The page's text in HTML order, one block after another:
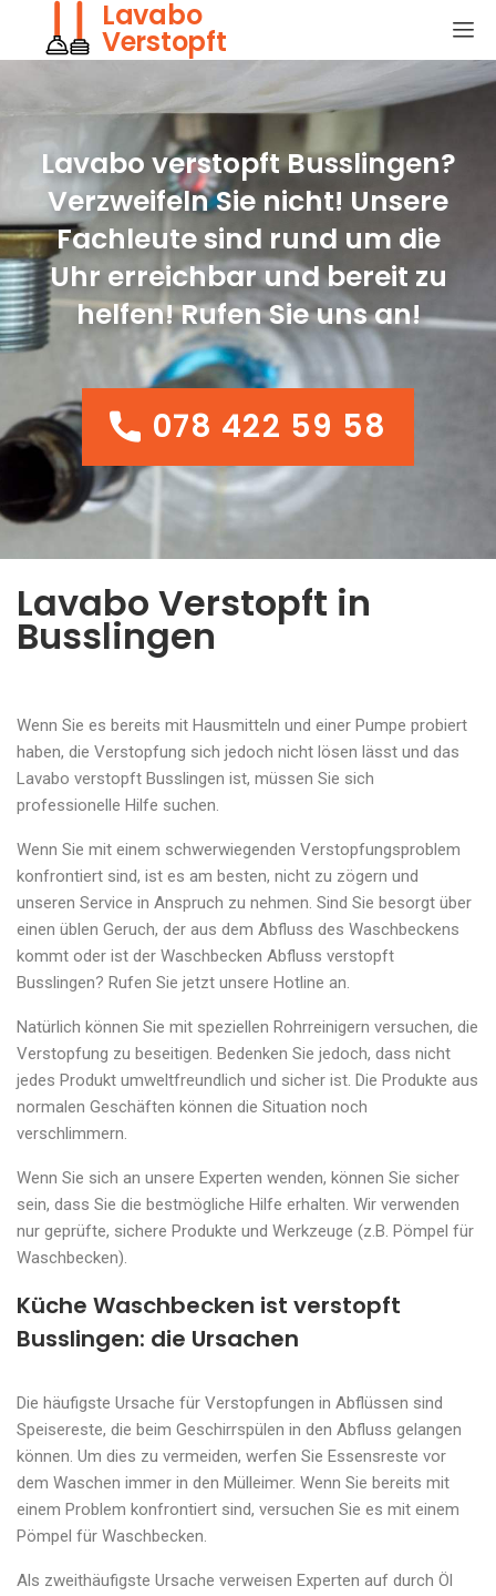
Lavabo
Verstopft
Lavabo verstopft Busslingen?
Verzweifeln Sie nicht! Unsere
Fachleute sind rund um die
Uhr erreichbar und bereit zu
helfen! Rufen Sie uns an!
078 422 59 58
078 422 59 58
Lavabo Verstopft in
Busslingen
Wenn Sie es bereits mit Hausmitteln und einer Pumpe probiert
haben, die Verstopfung sich jedoch nicht lösen lässt und das
Lavabo verstopft Busslingen ist, müssen Sie sich
professionelle Hilfe suchen.
Wenn Sie mit einem schwerwiegenden Verstopfungsproblem
konfrontiert sind, ist es am besten, nicht zu zögern und
unseren Service in Anspruch zu nehmen. Sind Sie besorgt über
einen üblen Geruch, der aus dem Abfluss des Waschbeckens
kommt oder ist der Waschbecken Abfluss verstopft
Busslingen? Rufen Sie jetzt unsere Hotline an.
Natürlich können Sie mit speziellen Rohrreinigern versuchen, die
Verstopfung zu beseitigen. Bedenken Sie jedoch, dass nicht
jedes Produkt umweltfreundlich und sicher ist. Die Produkte aus
normalen Geschäften können die Situation noch
verschlimmern.
Wenn Sie sich an unsere Experten wenden, können Sie sicher
sein, dass Sie die bestmögliche Hilfe erhalten. Wir verwenden
nur geprüfte, sichere Produkte und Werkzeuge (z.B. Pömpel für
Waschbecken).
Küche Waschbecken ist verstopft
Busslingen: die Ursachen
Die häufigste Ursache für Verstopfungen in Abflüssen sind
Speisereste, die beim Geschirrspülen in den Abfluss gelangen
können. Um dies zu vermeiden, werfen Sie Essensreste vor
dem Waschen immer in den Mülleimer. Wenn Sie bereits mit
einem Problem konfrontiert sind, versuchen Sie es mit einem
Pömpel für Waschbecken.
Als zweithäufigste Ursache verweisen Experten auf durch Öl